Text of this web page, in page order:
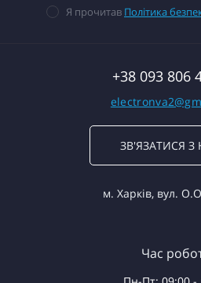
Я прочитав Політика
+38 093 806
ЗВ'ЯЗАТИСЯ
м. Харків, вул.
Час